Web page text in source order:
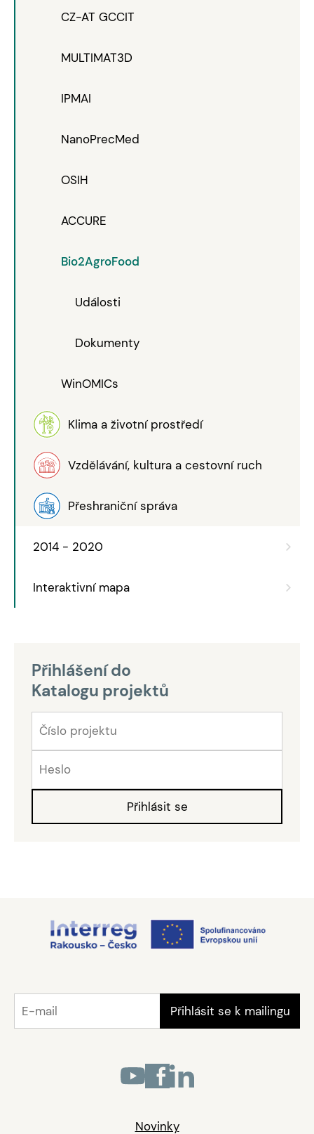
CZ-AT GCCIT
MULTIMAT3D
IPMAI
NanoPrecMed
OSIH
ACCURE
Bio2AgroFood
Události
Dokumenty
WinOMICs
Klima a životní prostředí
Vzdělávání, kultura a cestovní ruch
Přeshraniční správa
2014 - 2020
Interaktivní mapa
Přihlášení do
Katalogu projektů
Novinky